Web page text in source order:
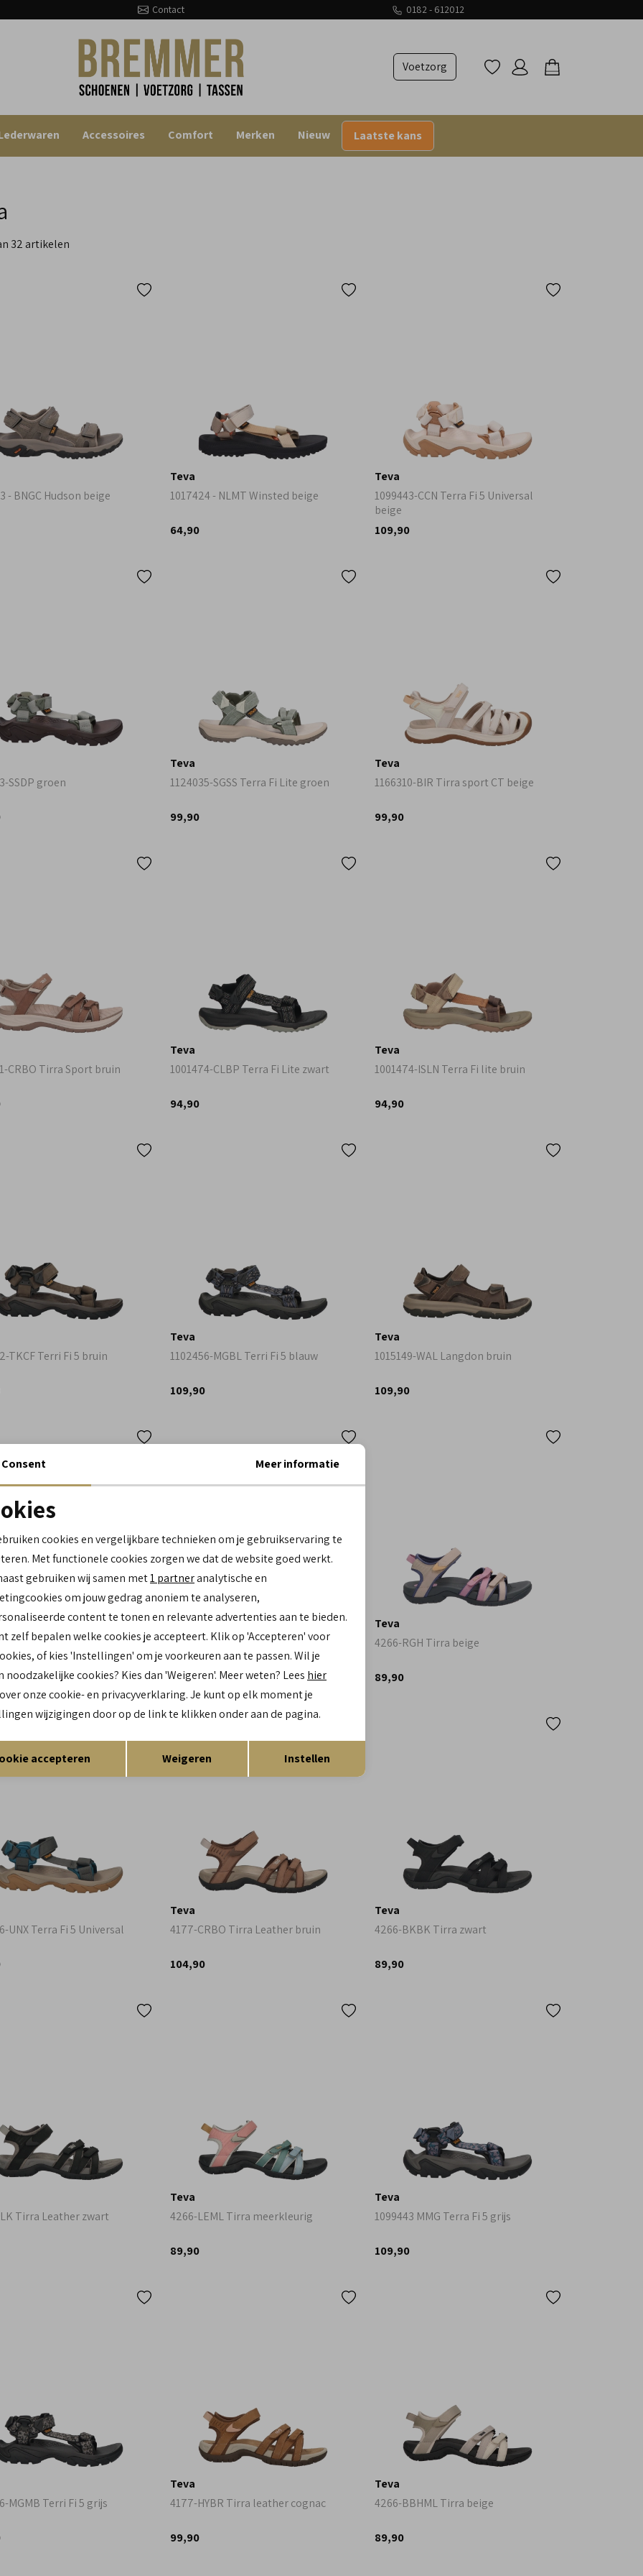
Contact 0182 - 612012
Voetzorg
Accessoires Comfort Merken Nieuw Laatste kans
32 artikelen
- BNGC Hudson beige
Teva
1017424 - NLMT Winsted beige
64,90
Teva
1099443-CCN Terra Fi 5 Universal
beige
109,90
SSDP groen
Teva
1124035-SGSS Terra Fi Lite groen
99,90
Teva
1166310-BIR Tirra sport CT beige
99,90
CRBO Tirra Sport bruin
Teva
1001474-CLBP Terra Fi Lite zwart
94,90
Teva
1001474-ISLN Terra Fi lite bruin
94,90
TKCF Terri Fi 5 bruin
Teva
1102456-MGBL Terri Fi 5 blauw
109,90
Teva
1015149-WAL Langdon bruin
109,90
FRGY Terra Fi Lite suede
Teva
1166230-CDLN Grandview Max Sandal
groen
129,90
Teva
4266-RGH Tirra beige
89,90
UNX Terra Fi 5 Universal
Teva
4177-CRBO Tirra Leather bruin
104,90
Teva
4266-BKBK Tirra zwart
89,90
Tirra Leather zwart
Teva
4266-LEML Tirra meerkleurig
89,90
Teva
1099443 MMG Terra Fi 5 grijs
109,90
MGMB Terri Fi 5 grijs
Teva
4177-HYBR Tirra leather cognac
99,90
Teva
4266-BBHML Tirra beige
89,90
cookies
cookies Marketing cookies
Terug Opslaan
Consent Meer informatie
cookies en vergelijkbare technieken om je gebruikservaring te
Met functionele cookies zorgen we dat de website goed werkt.
gebruiken wij samen met1 partneranalytische en
om jouw gedrag anoniem te analyseren,
content te tonen en relevante advertenties aan te bieden.
zelf bepalen welke cookies je accepteert. Klik op 'Accepteren' voor
of kies 'Instellingen' om je voorkeuren aan te passen. Wil je
noodzakelijke cookies? Kies dan 'Weigeren'. Meer weten? Lees hier
onze cookie- en privacyverklaring. Je kunt op elk moment je
wijzigingen door op de link te klikken onder aan de pagina.
accepteren Weigeren Instellen